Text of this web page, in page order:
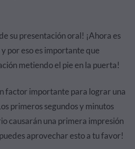
su presentación oral! ¡Ahora es
por eso es importante que
metiendo el pie en la puerta!
factor importante para lograr una
primeros segundos y minutos
causarán una primera impresión
puedes aprovechar esto a tu favor!